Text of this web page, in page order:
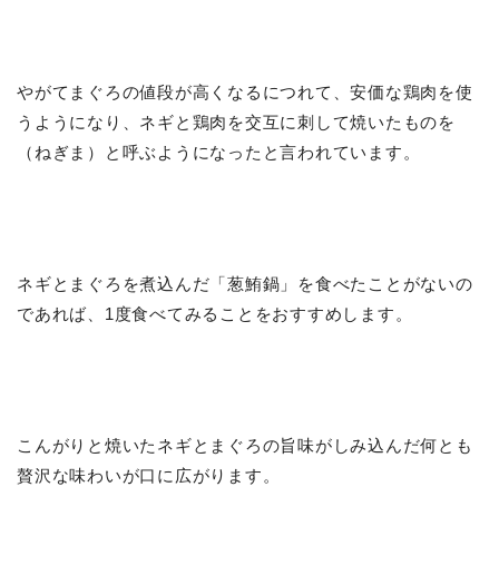
やがてまぐろの値段が高くなるにつれて、安価な鶏肉を使
うようになり、ネギと鶏肉を交互に刺して焼いたものを
（ねぎま）と呼ぶようになったと言われています。
ネギとまぐろを煮込んだ「葱鮪鍋」を食べたことがないの
であれば、1度食べてみることをおすすめします。
こんがりと焼いたネギとまぐろの旨味がしみ込んだ何とも
贅沢な味わいが口に広がります。